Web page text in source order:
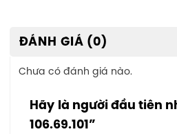
ĐÁNH GIÁ (0)
Chưa có đánh giá nào.
Hãy là người đầu tiên
106.69.101”